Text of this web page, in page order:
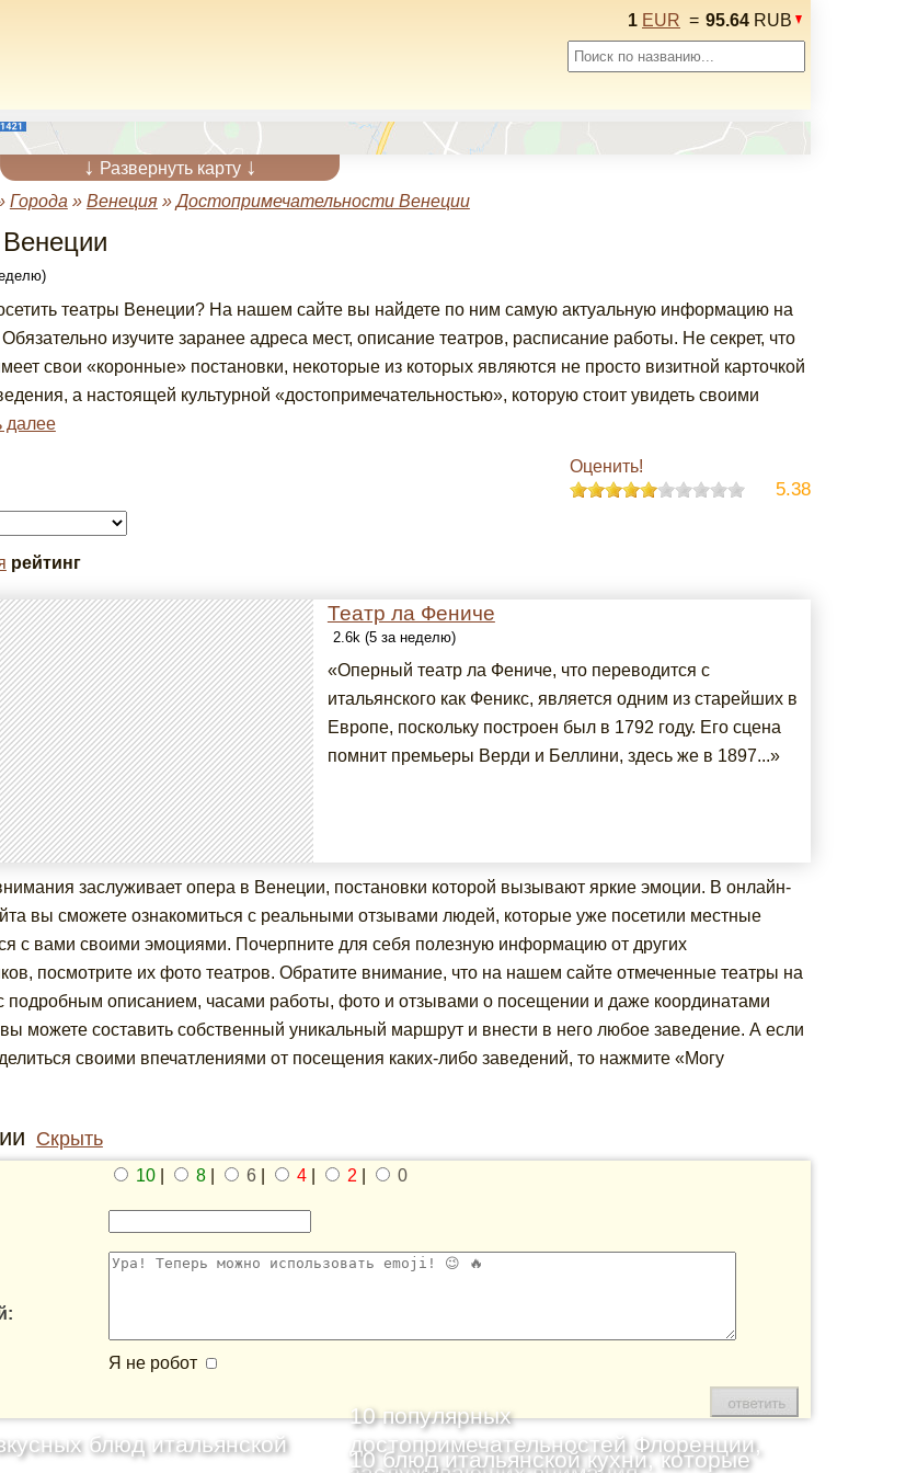
1 EUR = 95.64 RUB
↓ Развернуть карту ↓
Города » Венеция»Достопримечательности Венеции
театры Венеции? На нашем сайте вы найдете по ним самую актуальную информацию на
изучите заранее адреса мест, описание театров, расписание работы. Не секрет, что
свои «коронные» постановки, некоторые из которых являются не просто визитной карточкой
а настоящей культурной «достопримечательностью», которую стоит увидеть своими
далее
Оценить!
5.38
рейтинг
Театр ла Фениче
2.6k (5 за неделю)
«Оперный театр ла Фениче, что переводится с
итальянского как Феникс, является одним из старейших в
Европе, поскольку построен был в 1792 году. Его сцена
помнит премьеры Верди и Беллини, здесь же в 1897...»
заслуживает опера в Венеции, постановки которой вызывают яркие эмоции. В онлайн-
вы сможете ознакомиться с реальными отзывами людей, которые уже посетили местные
с вами своими эмоциями. Почерпните для себя полезную информацию от других
посмотрите их фото театров. Обратите внимание, что на нашем сайте отмеченные театры на
подробным описанием, часами работы, фото и отзывами о посещении и даже координатами
можете составить собственный уникальный маршрут и внести в него любое заведение. А если
своими впечатлениями от посещения каких-либо заведений, то нажмите «Могу
Скрыть
10| 8| 6| 4| 2
0
Я не робот
блюд итальянской
10 популярных
достопримечательностей Флоренции,
10 блюд итальянской кухни, которые